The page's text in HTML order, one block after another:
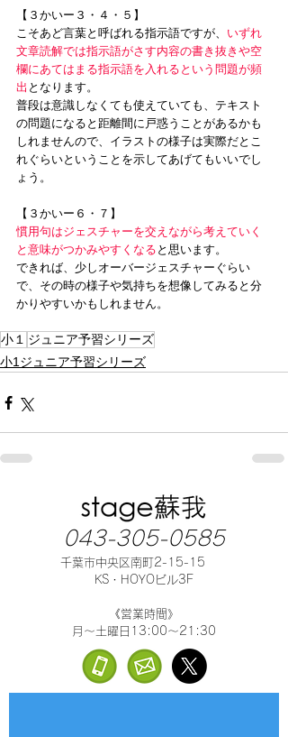
【３かいー３・４・５】
こそあど言葉と呼ばれる指示語ですが、 いずれ
文章読解では指示語がさす内容の書き抜きや空
欄にあてはまる指示語を入れるという問題が頻
出 となります。
普段は意識しなくても使えていても、テキスト
の問題になると距離間に戸惑うことがあるかも
しれませんので、イラストの様子は実際だとこ
れぐらいということを示してあげてもいいでし
ょう。
【３かいー６・７】
慣用句はジェスチャーを交えながら考えていく
と意味がつかみやすくなる と思います。
できれば、少しオーバージェスチャーぐらい
で、その時の様子や気持ちを想像してみると分
かりやすいかもしれません。
小１ ジュニア予習シリーズ
小1ジュニア予習シリーズ
043-305-0585
千葉市中央区南町2-15-15
KS・HOYOビル3F
《営業時間》
月～土曜日13:00～21:30